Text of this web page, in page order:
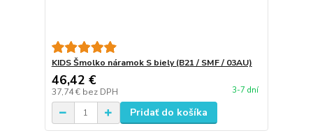
KIDS Šmolko náramok S biely (B21 / SMF / 03AU)
46,42 €
37,74 € bez DPH 3-7 dní
Pridať do košíka